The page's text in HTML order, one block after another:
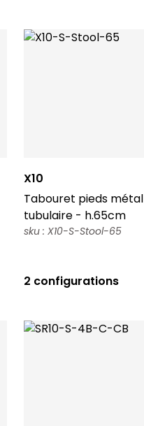
X10
Tabouret pieds métal
tubulaire - h.65cm
sku : X10-S-Stool-65
2 configurations